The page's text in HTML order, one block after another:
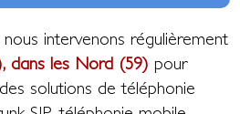
intervenons régulièrement
dans les Nord (59) pour
solutions de téléphonie